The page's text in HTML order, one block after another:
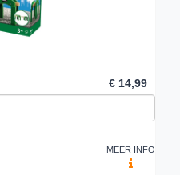
€ 14,99
MEER INFO